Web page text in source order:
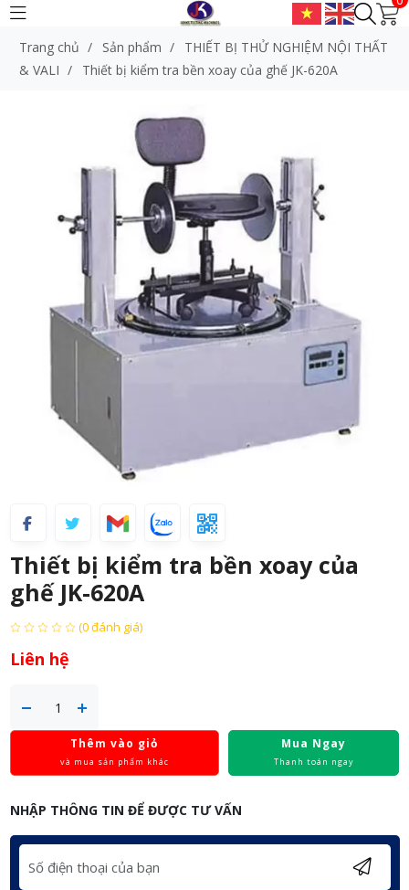
Trang chủ / Sản phẩm /
THIẾT BỊ THỬ NGHIỆM NỘI THẤT
& VALI / Thiết bị kiểm tra bền xoay của ghế JK-620A
Thiết bị kiểm tra bền xoay của
ghế JK-620A
(0 đánh giá)
Liên hệ
Thêm vào giỏ
và mua sản phẩm khác
Mua Ngay
Thanh toán ngay
NHẬP THÔNG TIN ĐỂ ĐƯỢC TƯ VẤN